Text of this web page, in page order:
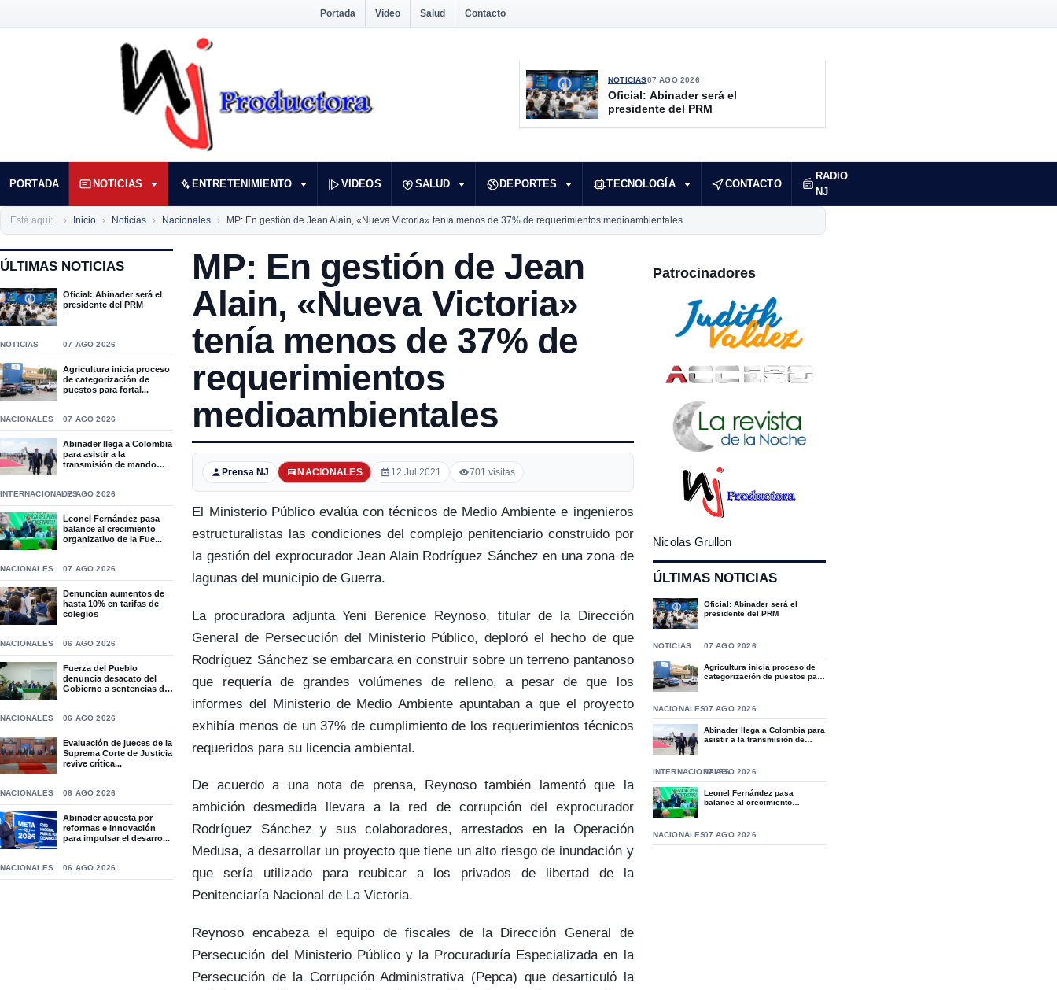
Portada Video Salud Contacto
NOTICIAS07 AGO 2026
Oficial: Abinader será el
presidente del PRM
PORTADA NOTICIAS ENTRETENIMIENTO VIDEOS SALUD DEPORTES TECNOLOGÍA CONTACTO
RADIO
NJ
Está aquí: Inicio Noticias Nacionales MP: En gestión de Jean Alain, «Nueva Victoria» tenía menos de 37% de requerimientos medioambientales
ÚLTIMAS NOTICIAS
Oficial: Abinader será el
presidente del PRM
NOTICIAS 07 AGO 2026
Agricultura inicia proceso
de categorización de
puestos para fortal...
NACIONALES 07 AGO 2026
Abinader llega a Colombia
para asistir a la
transmisión de mando
INTERNACIONALES07 AGO 2026
Leonel Fernández pasa
balance al crecimiento
organizativo de la Fue...
NACIONALES 07 AGO 2026
Denuncian aumentos de
hasta 10% en tarifas de
colegios
NACIONALES 06 AGO 2026
Fuerza del Pueblo
denuncia desacato del
Gobierno a sentencias del
NACIONALES 06 AGO 2026
Evaluación de jueces de la
Suprema Corte de Justicia
revive crítica...
NACIONALES 06 AGO 2026
Abinader apuesta por
reformas e innovación
para impulsar el desarro...
NACIONALES 06 AGO 2026
MP: En gestión de Jean
Alain, «Nueva Victoria»
tenía menos de 37% de
requerimientos
medioambientales
Prensa NJ NACIONALES 12 Jul 2021 701 visitas
El Ministerio Público evalúa con técnicos de Medio Ambiente e ingenieros
estructuralistas las condiciones del complejo penitenciario construido por
la gestión del exprocurador Jean Alain Rodríguez Sánchez en una zona de
lagunas del municipio de Guerra.
La procuradora adjunta Yeni Berenice Reynoso, titular de la Dirección
General de Persecución del Ministerio Público, deploró el hecho de que
Rodríguez Sánchez se embarcara en construir sobre un terreno pantanoso
que requería de grandes volúmenes de relleno, a pesar de que los
informes del Ministerio de Medio Ambiente apuntaban a que el proyecto
exhibía menos de un 37% de cumplimiento de los requerimientos técnicos
requeridos para su licencia ambiental.
De acuerdo a una nota de prensa, Reynoso también lamentó que la
ambición desmedida llevara a la red de corrupción del exprocurador
Rodríguez Sánchez y sus colaboradores, arrestados en la Operación
Medusa, a desarrollar un proyecto que tiene un alto riesgo de inundación y
que sería utilizado para reubicar a los privados de libertad de la
Penitenciaría Nacional de La Victoria.
Reynoso encabeza el equipo de fiscales de la Dirección General de
Persecución del Ministerio Público y la Procuraduría Especializada en la
Persecución de la Corrupción Administrativa (Pepca) que desarticuló la
Patrocinadores
Nicolas Grullon
ÚLTIMAS NOTICIAS
Oficial: Abinader será el
presidente del PRM
NOTICIAS 07 AGO 2026
Agricultura inicia proceso de
categorización de puestos para
NACIONALES07 AGO 2026
Abinader llega a Colombia para
asistir a la transmisión de
INTERNACIONALES07 AGO 2026
Leonel Fernández pasa
balance al crecimiento
NACIONALES07 AGO 2026